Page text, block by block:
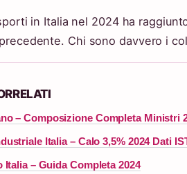
in Italia nel 2024 ha
Chi sono davvero i
– Composizione Completa Ministri
Italia – Calo 3,5% 2024 Dati
Italia – Guida Completa 2024